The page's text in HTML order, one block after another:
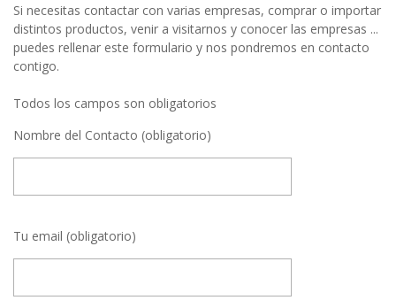
Si necesitas contactar con varias empresas, comprar o importar
distintos productos, venir a visitarnos y conocer las empresas ...
puedes rellenar este formulario y nos pondremos en contacto
contigo.
Todos los campos son obligatorios
Nombre del Contacto (obligatorio)
Tu email (obligatorio)